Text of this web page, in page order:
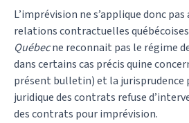
L’imprévision ne s’applique donc
relations contractuelles
Québecne reconnait pas le régime
dans certains cas précis quine
présent bulletin) et la
juridique des contrats refuse
des contrats pour imprévision.